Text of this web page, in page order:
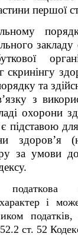
першої
скринінгу
та
з
охорони
підставою
здоров’я
за умови
податкова
і
ст. 52